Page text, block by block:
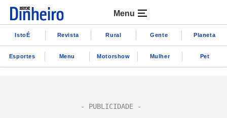
Menu
IstoÉ Revista Rural Gente Planeta
Esportes Menu Motorshow Mulher Pet